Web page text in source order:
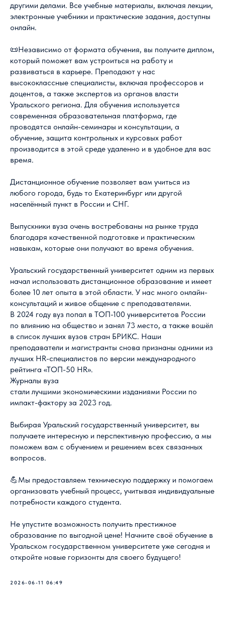
другими делами. Все учебные материалы, включая лекции,
электронные учебники и практические задания, доступны
онлайн.
📜Независимо от формата обучения, вы получите диплом,
который поможет вам устроиться на работу и
развиваться в карьере. Преподают у нас
высококлассные специалисты, включая профессоров и
доцентов, а также экспертов из органов власти
Уральского региона. Для обучения используется
современная образовательная платформа, где
проводятся онлайн-семинары и консультации, а
обучение, защита контрольных и курсовых работ
производится в этой среде удаленно и в удобное для вас
время.
Дистанционное обучение позволяет вам учиться из
любого города, будь то Екатеринбург или другой
населённый пункт в России и СНГ.
Выпускники вуза очень востребованы на рынке труда
благодаря качественной подготовке и практическим
навыкам, которые они получают во время обучения.
Уральский государственный университет одним из первых
начал использовать дистанционное образование и имеет
более 10 лет опыта в этой области. У нас много онлайн-
консультаций и живое общение с преподавателями.
В 2024 году вуз попал в ТОП-100 университетов России
по влиянию на общество и занял 73 место, а также вошёл
в список лучших вузов стран БРИКС. Наши
преподаватели и магистранты снова признаны одними из
лучших HR-специалистов по версии международного
рейтинга «ТОП-50 HR».
Журналы вуза
стали лучшими экономическими изданиями России по
импакт-фактору за 2023 год.
Выбирая Уральский государственный университет, вы
получаете интересную и перспективную профессию, а мы
поможем вам с обучением и решением всех связанных
вопросов.
💪Мы предоставляем техническую поддержку и помогаем
организовать учебный процесс, учитывая индивидуальные
потребности каждого студента.
Не упустите возможность получить престижное
образование по выгодной цене! Начните своё обучение в
Уральском государственном университете уже сегодня и
откройте новые горизонты для своего будущего!
2026-06-11 06:49